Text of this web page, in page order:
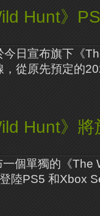
Hunt》
日宣布旗下《
從原先預定的
Hunt》
個單獨的《The
陸PS5 和Xbox